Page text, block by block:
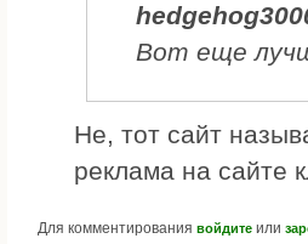
Вот еще
Не, тот сайт
реклама на сайте
Для комментирования войдите или